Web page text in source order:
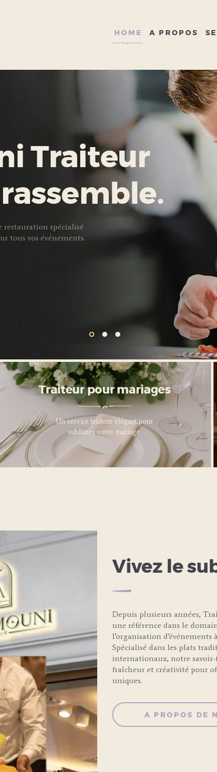
HOME A PROPOS
Traiteur
spécialisé
tous vos événements.
Traiteur pour entreprises
Service traiteur professionnel
pour sublimer vos événements
d’entreprise.
LEARN MORE
Traiteur pour mariages
Un service traiteur élégant pour
sublimer votre mariage.
Vivez le
Depuis plusieurs années,
une référence dans le
l’organisation d’événements
Spécialisé dans les plats
internationaux, notre
fraîcheur et créativité pour
uniques.
A PROPOS DE